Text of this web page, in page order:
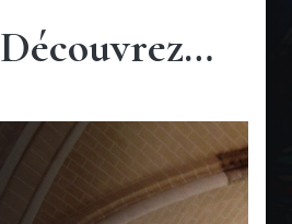
Découvrez…